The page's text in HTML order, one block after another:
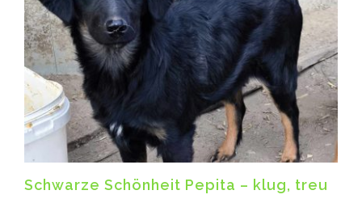
Schwarze Schönheit Pepita – klug, treu